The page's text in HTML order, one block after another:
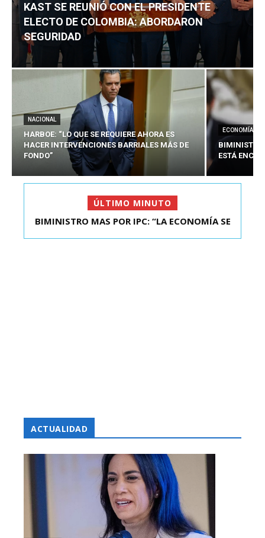
KAST SE REUNIÓ CON EL PRESIDENTE
ELECTO DE COLOMBIA: ABORDARON
SEGURIDAD
NACIONAL
HARBOE: “LO QUE SE REQUIERE AHORA ES
HACER INTERVENCIONES BARRIALES MÁS DE
FONDO”
ECONOMÍA
BIMINISTRO
ESTÁ
ÚLTIMO MINUTO
KAST SE REUNIÓ CON EL PRESIDENTE ELECTO DE
BIMINISTRO MAS POR IPC: “LA ECONOMÍA SE
ACTUALIDAD